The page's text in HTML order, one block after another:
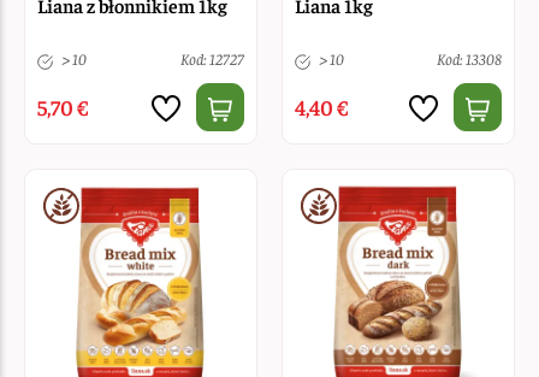
Liana z błonnikiem 1kg
> 10 Kod: 12727
5,70 €
Liana 1kg
> 10 Kod: 13308
4,40 €